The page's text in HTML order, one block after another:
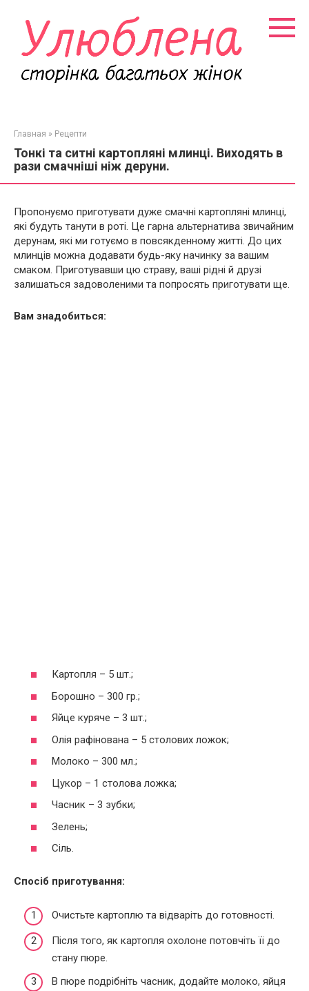
контенту
Главная » Рецепти
Тонкі та ситні картопляні млинці. Виходять в
рази смачніші ніж деруни.
Пропонуємо приготувати дуже смачні картопляні млинці,
які будуть танути в роті. Це гарна альтернатива звичайним
дерунам, які ми готуємо в повсякденному житті. До цих
млинців можна додавати будь-яку начинку за вашим
смаком. Приготувавши цю страву, ваші рідні й друзі
залишаться задоволеними та попросять приготувати ще.
Вам знадобиться:
Картопля – 5 шт.;
Борошно – 300 гр.;
Яйце куряче – 3 шт.;
Олія рафінована – 5 столових ложок;
Молоко – 300 мл.;
Цукор – 1 столова ложка;
Часник – 3 зубки;
Зелень;
Сіль.
Спосіб приготування:
Очистьте картоплю та відваріть до готовності.
Після того, як картопля охолоне потовчіть її до
стану пюре.
В пюре подрібніть часник, додайте молоко, яйця